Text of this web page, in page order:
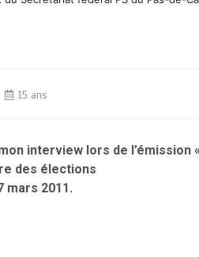
15 ans
interview lors de l’émission
des élections
mars 2011.